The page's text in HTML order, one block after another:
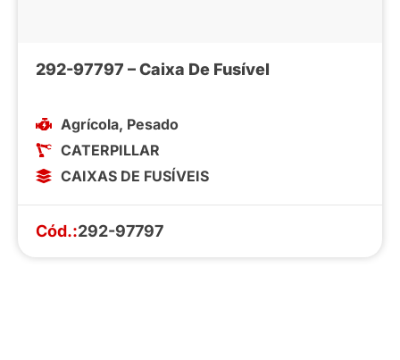
292-97797 – Caixa De Fusível
Agrícola, Pesado
CATERPILLAR
CAIXAS DE FUSÍVEIS
Cód.:292-97797